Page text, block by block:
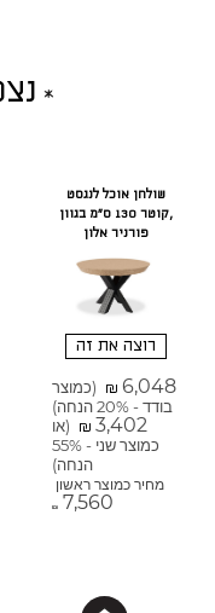
שולחן אוכל לנגסט
,קוטר 130 ס"מ בגוון
פורניר אלון
רוצה את זה
₪ 6,048
(כמוצר
בודד - 20% הנחה)
₪ 3,402
(או
כמוצר שני - 55%
הנחה)
מחיר כמוצר ראשון
₪ 7,560